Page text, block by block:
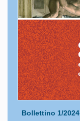
Bollettino 1/2024